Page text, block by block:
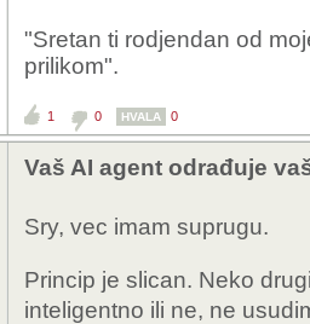
"Sretan ti rodjendan od
prilikom".
1 0 HVALA 0
Vaš AI agent odrađuje
Sry, vec imam suprugu.
Princip je slican. Neko
inteligentno ili ne, ne